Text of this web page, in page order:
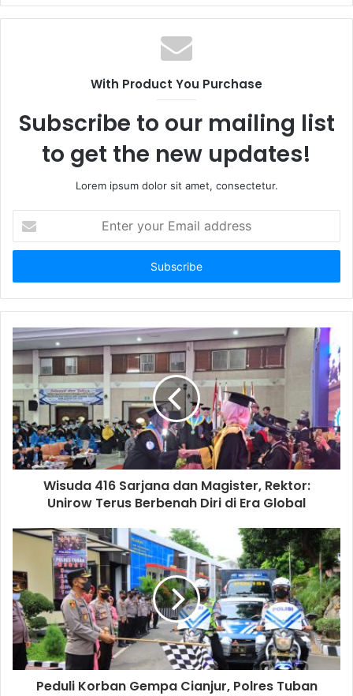
With Product You Purchase
Subscribe to our mailing list
to get the new updates!
Lorem ipsum dolor sit amet, consectetur.
t
r
y
u
r
E
m
a
i
l
a
d
s
Wisuda 416 Sarjana dan Magister, Rektor:
Unirow Terus Berbenah Diri di Era Global
Peduli Korban Gempa Cianjur, Polres Tuban